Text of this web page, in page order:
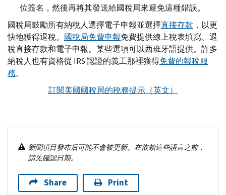
位簽名，然後再將其發送給國稅局來避免這種錯誤。
國稅局鼓勵所有納稅人選擇電子申報並選擇直接存款 ，以更
快地獲得退稅。 國稅局免費申報免費提供線上稅表填寫、退
稅直接存款和電子申報。某些選項可以西班牙語提供。許多
納稅人也有資格從 IRS認證的義工那裡獲得免費的報稅服
務。
訂閱美國國稅局的稅務提示（英文）
新聞項目發布后可能不會被更新。在依賴這些語言之前，
請先確認日期。
Share Print